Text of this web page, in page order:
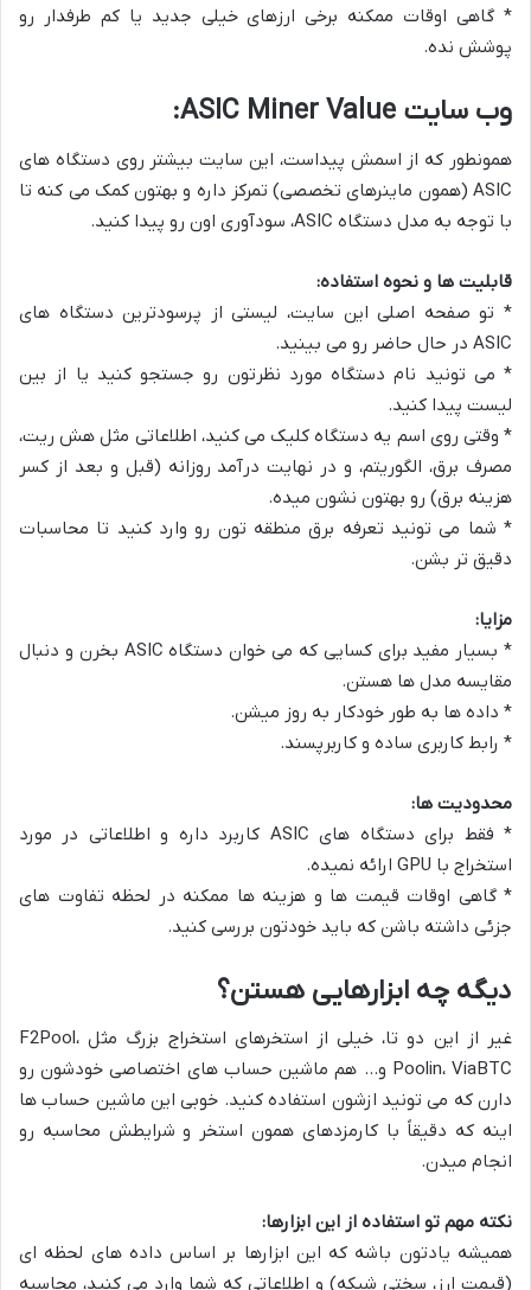
* گاهی اوقات ممکنه برخی ارزهای خیلی جدید یا کم طرفدار رو
پوشش نده.
وب سایت ASIC Miner Value:
همونطور که از اسمش پیداست، این سایت بیشتر روی دستگاه های
ASIC (همون ماینرهای تخصصی) تمرکز داره و بهتون کمک می کنه تا
با توجه به مدل دستگاه ASIC، سودآوری اون رو پیدا کنید.
قابلیت ها و نحوه استفاده:
* تو صفحه اصلی این سایت، لیستی از پرسودترین دستگاه های
ASIC در حال حاضر رو می بینید.
* می تونید نام دستگاه مورد نظرتون رو جستجو کنید یا از بین
لیست پیدا کنید.
* وقتی روی اسم یه دستگاه کلیک می کنید، اطلاعاتی مثل هش ریت،
مصرف برق، الگوریتم، و در نهایت درآمد روزانه (قبل و بعد از کسر
هزینه برق) رو بهتون نشون میده.
* شما می تونید تعرفه برق منطقه تون رو وارد کنید تا محاسبات
دقیق تر بشن.
مزایا:
* بسیار مفید برای کسایی که می خوان دستگاه ASIC بخرن و دنبال
مقایسه مدل ها هستن.
* داده ها به طور خودکار به روز میشن.
* رابط کاربری ساده و کاربرپسند.
محدودیت ها:
* فقط برای دستگاه های ASIC کاربرد داره و اطلاعاتی در مورد
استخراج با GPU ارائه نمیده.
* گاهی اوقات قیمت ها و هزینه ها ممکنه در لحظه تفاوت های
جزئی داشته باشن که باید خودتون بررسی کنید.
دیگه چه ابزارهایی هستن؟
غیر از این دو تا، خیلی از استخرهای استخراج بزرگ مثل F2Pool،
Poolin، ViaBTC و… هم ماشین حساب های اختصاصی خودشون رو
دارن که می تونید ازشون استفاده کنید. خوبی این ماشین حساب ها
اینه که دقیقاً با کارمزدهای همون استخر و شرایطش محاسبه رو
انجام میدن.
نکته مهم تو استفاده از این ابزارها:
همیشه یادتون باشه که این ابزارها بر اساس داده های لحظه ای
(قیمت ارز، سختی شبکه) و اطلاعاتی که شما وارد می کنید، محاسبه